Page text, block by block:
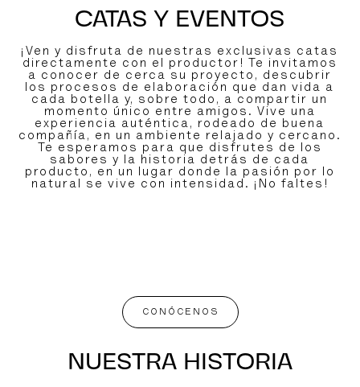
CATAS Y EVENTOS
¡Ven y disfruta de nuestras exclusivas catas
directamente con el productor! Te invitamos
a conocer de cerca su proyecto, descubrir
los procesos de elaboración que dan vida a
cada botella y, sobre todo, a compartir un
momento único entre amigos. Vive una
experiencia auténtica, rodeado de buena
compañía, en un ambiente relajado y cercano.
Te esperamos para que disfrutes de los
sabores y la historia detrás de cada
producto, en un lugar donde la pasión por lo
natural se vive con intensidad. ¡No faltes!
CONÓCENOS
NUESTRA HISTORIA